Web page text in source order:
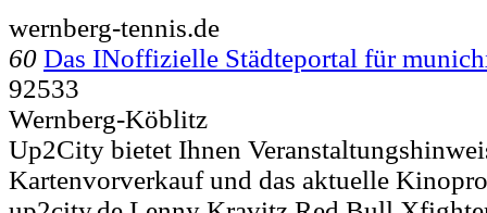
wernberg-tennis.de
60 Das INoffizielle Städteportal für
92533
Wernberg-Köblitz
Up2City bietet Ihnen
Kartenvorverkauf und das aktuelle